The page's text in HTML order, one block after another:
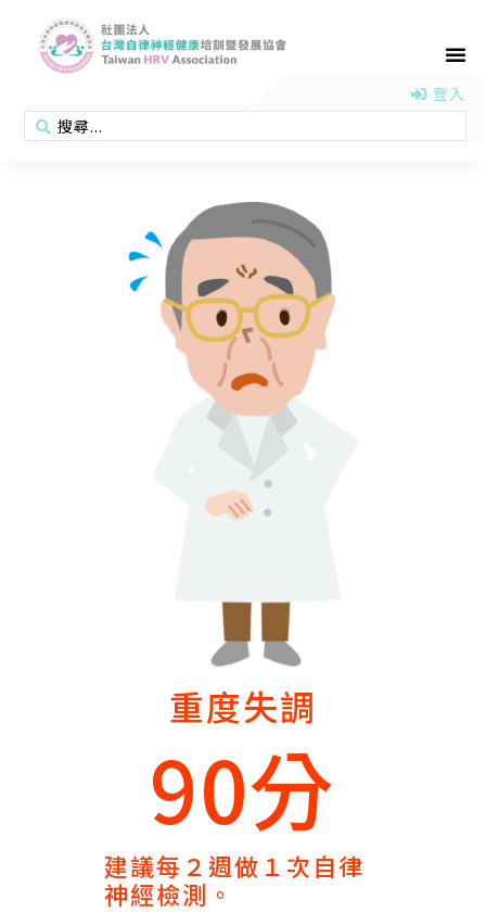
登入
重度失調
90分
建議每２週做１次自律
神經檢測。